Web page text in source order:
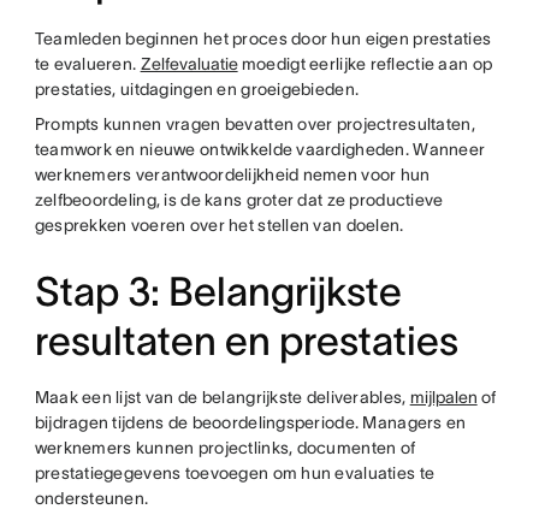
Teamleden beginnen het proces door hun eigen prestaties
te evalueren. Zelfevaluatiemoedigt eerlijke reflectie aan op
prestaties, uitdagingen en groeigebieden.
Prompts kunnen vragen bevatten over projectresultaten,
teamwork en nieuwe ontwikkelde vaardigheden. Wanneer
werknemers verantwoordelijkheid nemen voor hun
zelfbeoordeling, is de kans groter dat ze productieve
gesprekken voeren over het stellen van doelen.
Stap 3: Belangrijkste
resultaten en prestaties
Maak een lijst van de belangrijkste deliverables, mijlpalen of
bijdragen tijdens de beoordelingsperiode. Managers en
werknemers kunnen projectlinks, documenten of
prestatiegegevens toevoegen om hun evaluaties te
ondersteunen.